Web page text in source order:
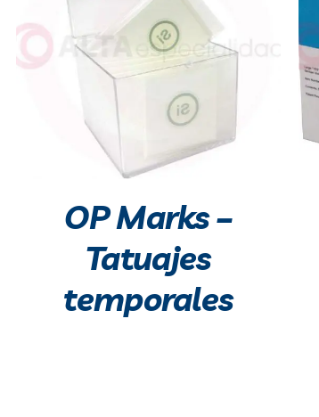
OP Marks –
Tatuajes
temporales